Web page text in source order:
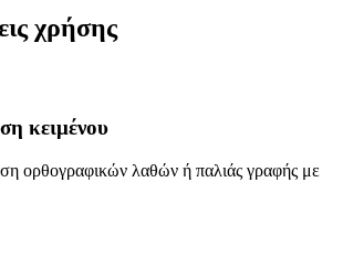
χρήσης
κειμένου
ορθογραφικών λαθών ή παλιάς γραφής με